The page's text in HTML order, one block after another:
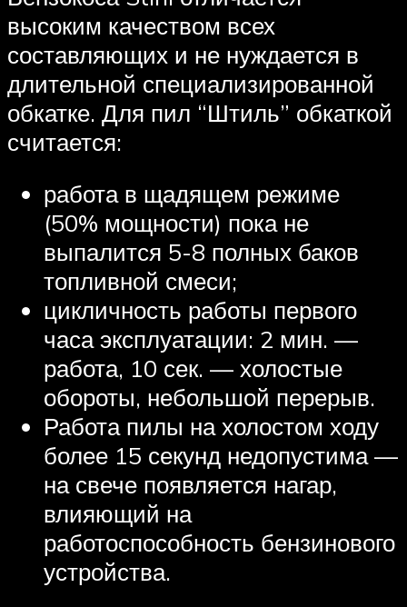
высоким качеством всех
составляющих и не нуждается в
длительной специализированной
обкатке. Для пил “Штиль” обкаткой
считается:
работа в щадящем режиме
(50% мощности) пока не
выпалится 5-8 полных баков
топливной смеси;
цикличность работы первого
часа эксплуатации: 2 мин. —
работа, 10 сек. — холостые
обороты, небольшой перерыв.
Работа пилы на холостом ходу
более 15 секунд недопустима —
на свече появляется нагар,
влияющий на
работоспособность бензинового
устройства.